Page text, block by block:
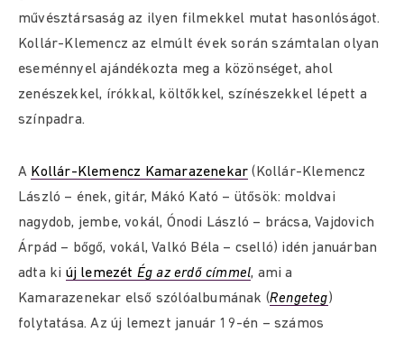
művésztársaság az ilyen filmekkel mutat hasonlóságot.
Kollár-Klemencz az elmúlt évek során számtalan olyan
eseménnyel ajándékozta meg a közönséget, ahol
zenészekkel, írókkal, költőkkel, színészekkel lépett a
színpadra.
A Kollár-Klemencz Kamarazenekar (Kollár-Klemencz
László – ének, gitár, Mákó Kató – ütősök: moldvai
nagydob, jembe, vokál, Ónodi László – brácsa, Vajdovich
Árpád – bőgő, vokál, Valkó Béla – cselló) idén januárban
adta ki új lemezét Ég az erdő címmel, ami a
Kamarazenekar első szólóalbumának (Rengeteg)
folytatása. Az új lemezt január 19-én – számos